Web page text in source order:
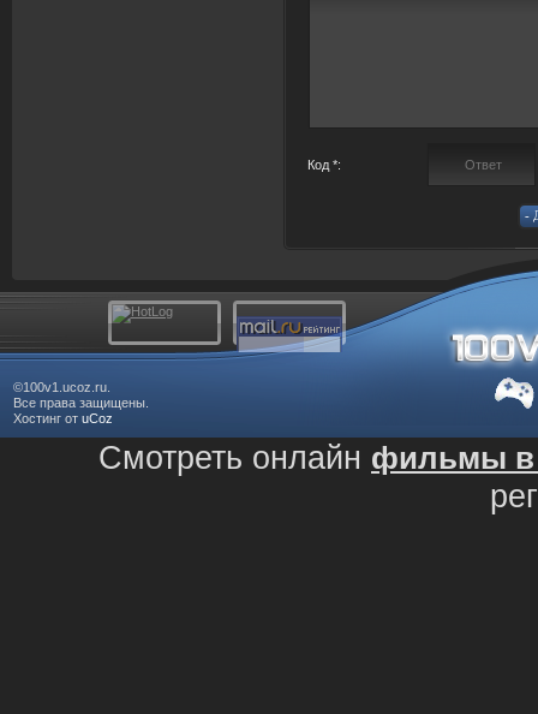
Код *:
©100v1.ucoz.ru.
Все права защищены.
Хостинг от uCoz
Смотреть онлайн фильмы в